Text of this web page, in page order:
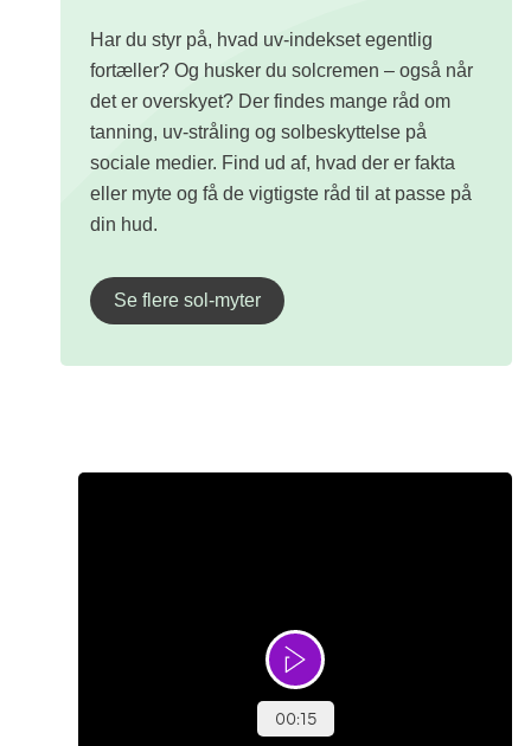
Har du styr på, hvad uv-indekset egentlig
fortæller? Og husker du solcremen – også når
det er overskyet? Der findes mange råd om
tanning, uv-stråling og solbeskyttelse på
sociale medier. Find ud af, hvad der er fakta
eller myte og få de vigtigste råd til at passe på
din hud.
Se flere sol-myter